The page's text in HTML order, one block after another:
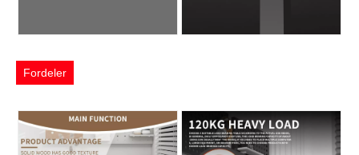
Fordeler